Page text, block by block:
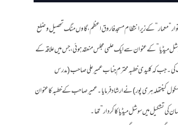
2025 بروز اتوار ” معمار ” کے زیر انتظام مسجد فاروق اعظم ، گاوں منگ تحصیل و ضلع
میڈیا” کے عنوان سے ایک علمی مجلس منعقد ہوئی، جس میں علاقہ کے
جب کہ کلیدی خطبہ محترم جناب عمیر علی صاحب ( مدرس
کینتھلہ ہری پور ) نے ارشاد فرمایا۔ عمیر صاحب کے خطبہ کا عنوان
کی تشکیل میں سوشل میڈیا کا کردار” تھا۔